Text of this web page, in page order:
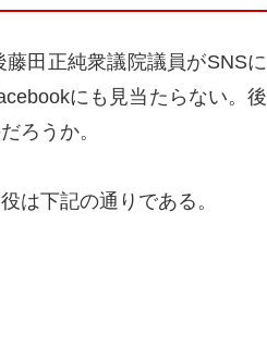
田正純衆議院議員がSNSに
にも見当たらない。後
ろうか。
は下記の通りである。